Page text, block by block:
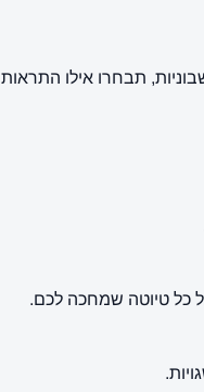
תבחרו אילו
כל טיוטה שמחכה לכם.